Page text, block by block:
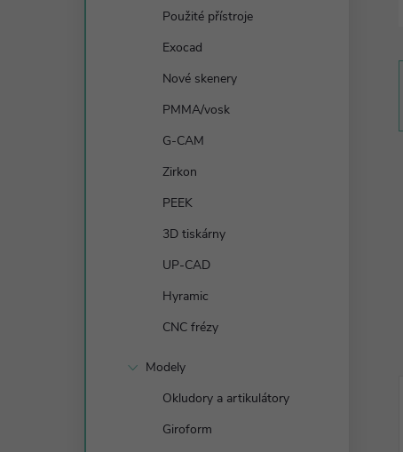
Použité přístroje
Exocad
Nové skenery
PMMA/vosk
G-CAM
Zirkon
PEEK
3D tiskárny
UP-CAD
Hyramic
CNC frézy
Modely
Okludory a artikulátory
Giroform